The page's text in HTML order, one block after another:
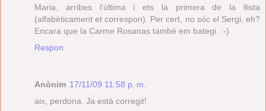
Maria, arribes l'última i ets la primera de la llista
(alfabèticament et correspon). Per cert, no sóc el Sergi, eh?
Encara que la Carme Rosanas també em bategi. :-)
Respon
Anònim 17/11/09 11:58 p. m.
aix, perdona. Ja està corregit!